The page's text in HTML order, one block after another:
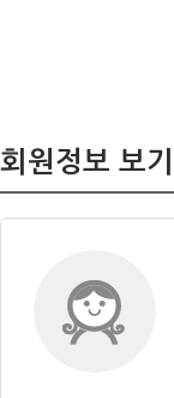
회원정보 보기